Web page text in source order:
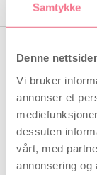
Samtykke
Denne
Vi bruker
annonser et
dessuten
vårt, med
annonsering og